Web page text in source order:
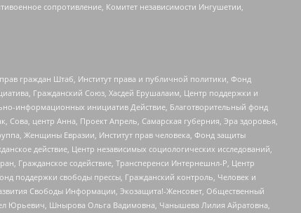
сопротивление, Комитет независимости Ингушетии,
граждан Штаб, Институт права и публичной политики, Фонд
Гражданский Союз, Хасдей Ерушалаим, Центр поддержки и
информационных инициатив Действие, Благотворительный фонд
центр Анна, Проект Апрель, Самарская губерния, Эра здоровья,
Женщины Евразии, Институт прав человека, Фонд защиты
действие, Центр независимых социологических исследований,
Гражданское содействие, Трансперенси Интернешнл-Р, Центр
поддержки свободы прессы, Гражданский контроль, Человек и
Свободы Информации, Экозащита!-Женсовет, Общественный
Юрьевич, Шнырова Ольга Вадимовна, Чанышева Лилия Айратовна,